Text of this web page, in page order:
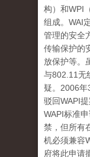
构）和WPI
组成。WAI
管理的安全
传输保护的
放保护等。
与802.11无
疑。2006
驳回WAPI
WAPI标准
禁，但所有
机必须兼容
府将此申请